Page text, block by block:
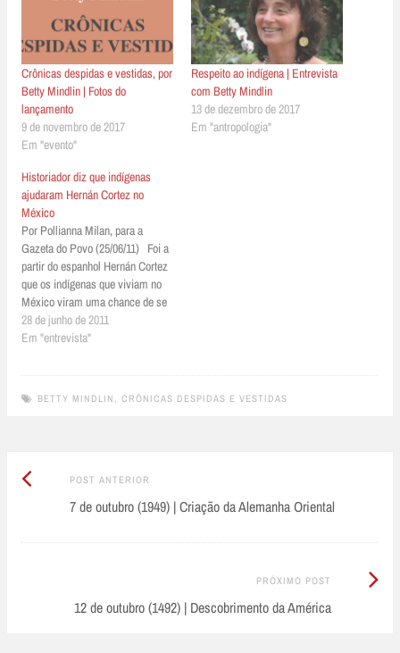
Crônicas despidas e vestidas, por
Betty Mindlin | Fotos do
lançamento
9 de novembro de 2017
Em "evento"
Respeito ao indígena | Entrevista
com Betty Mindlin
13 de dezembro de 2017
Em "antropologia"
Historiador diz que indígenas
ajudaram Hernán Cortez no
México
Por Pollianna Milan, para a
Gazeta do Povo (25/06/11) Foi a
partir do espanhol Hernán Cortez
que os indígenas que vi­­viam no
México viram uma chance de se
livrar do domínio de outras
sociedades indígenas cruéis e
mais atual para se compreender o
que…
28 de junho de 2011
Em "entrevista"
BETTY MINDLIN CRÔNICAS DESPIDAS E VESTIDAS
Post
navigation
POST ANTERIOR
Anterior:
7 de outubro (1949) | Criação da Alemanha Oriental
PRÓXIMO POST
12 de outubro (1492) | Descobrimento da América
Próximo